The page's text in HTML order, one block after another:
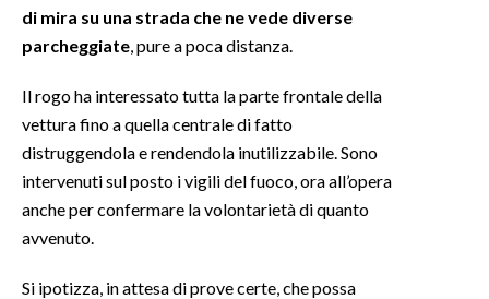
INSULARITÀ
ABBONATI
NECROLOGI
PUBBLICITÀ
SPIAGGE
di mira su una strada che ne vede diverse
parcheggiate , pure a poca distanza.
Il rogo ha interessato tutta la parte frontale della
vettura fino a quella centrale di fatto
distruggendola e rendendola inutilizzabile. Sono
intervenuti sul posto i vigili del fuoco, ora all’opera
anche per confermare la volontarietà di quanto
avvenuto.
Si ipotizza, in attesa di prove certe, che possa